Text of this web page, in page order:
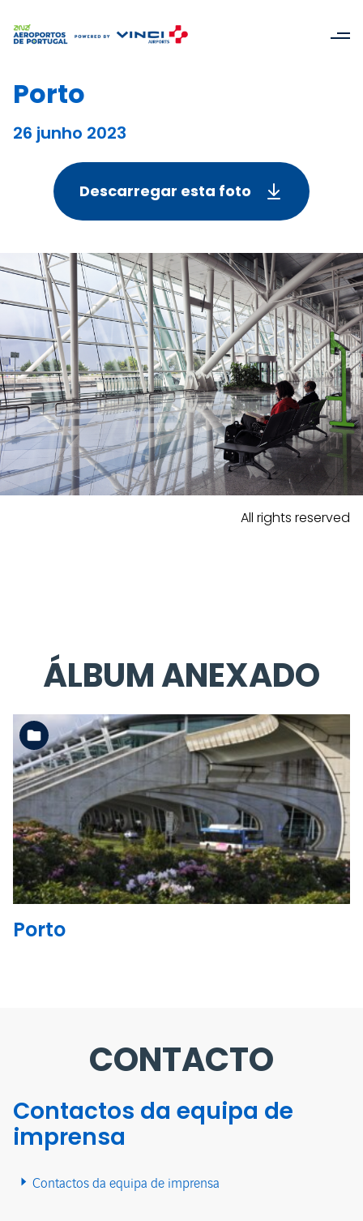
Porto
26 junho 2023
Descarregar esta foto
All rights reserved
ÁLBUM ANEXADO
Ler mais
Porto
CONTACTO
Contactos da equipa de
imprensa
Contactos da equipa de imprensa